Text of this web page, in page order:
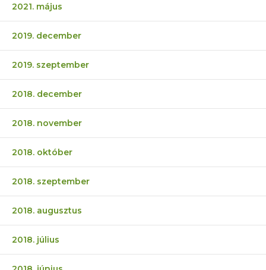
2021. május
2019. december
2019. szeptember
2018. december
2018. november
2018. október
2018. szeptember
2018. augusztus
2018. július